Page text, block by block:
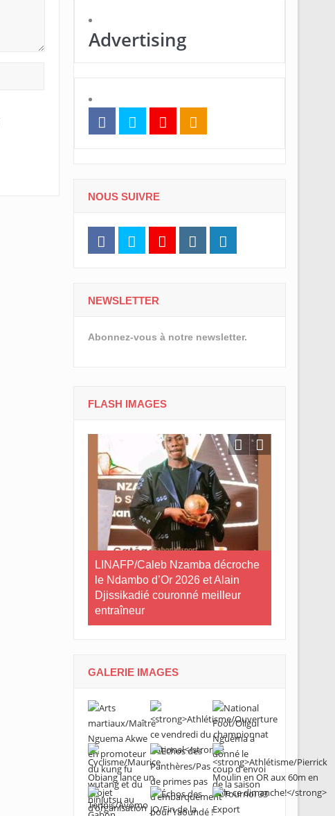
Advertising
NOUS SUIVRE
NEWSLETTER
Abonnez-vous à notre newsletter.
FLASH IMAGES
LINAFP/Caleb Nzamba décroche
le Ndambo d’Or 2026 et Alain
Djissikadié couronné meilleur
entraîneur
GALERIE IMAGES